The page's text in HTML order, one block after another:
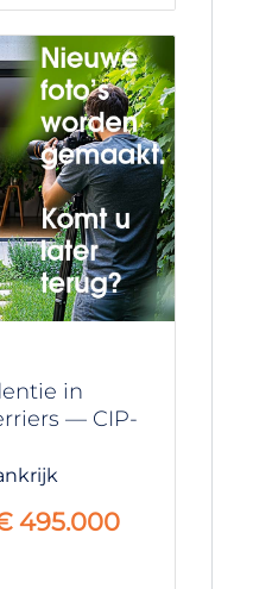
in
— CIP-
495.000